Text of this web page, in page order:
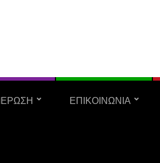
ΕΠΙΚΟΙΝΩΝΙΑ